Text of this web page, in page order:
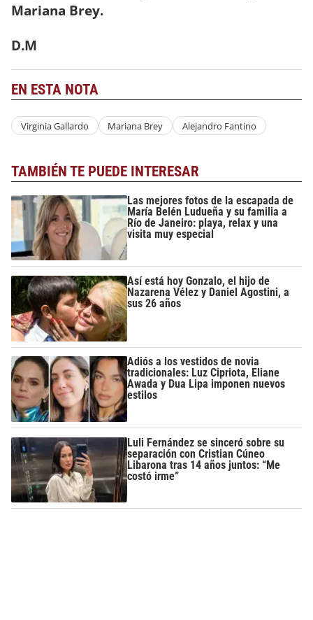
Mariana Brey.
D.M
EN ESTA NOTA
Virginia Gallardo Mariana Brey Alejandro Fantino
TAMBIÉN TE PUEDE INTERESAR
Las mejores fotos de la escapada de
María Belén Ludueña y su familia a
Río de Janeiro: playa, relax y una
visita muy especial
Así está hoy Gonzalo, el hijo de
Nazarena Vélez y Daniel Agostini, a
sus 26 años
Adiós a los vestidos de novia
tradicionales: Luz Cipriota, Eliane
Awada y Dua Lipa imponen nuevos
estilos
Luli Fernández se sinceró sobre su
separación con Cristian Cúneo
Libarona tras 14 años juntos: “Me
costó irme”